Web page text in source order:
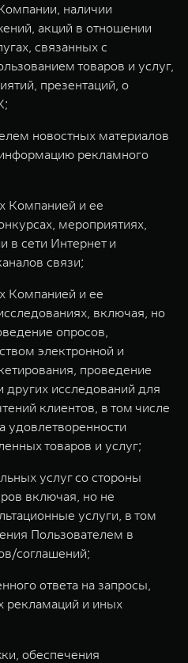
наличии
акций в отношении
связанных с
товаров и услуг,
презентаций, о
новостных материалов
рекламного
Компанией и ее
мероприятиях,
в сети Интернет и
связи;
Компанией и ее
включая, но
опросов,
электронной и
проведение
других исследований для
клиентов, в том числе
удовлетворенности
товаров и услуг;
услуг со стороны
включая, но не
услуги, в том
Пользователем в
соглашений;
ответа на запросы,
рекламаций и иных
обеспечения